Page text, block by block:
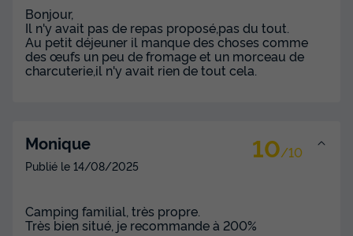
Neuf
Adultes
6
Chambres
3
Salle de bain
1
Terrasse semi-couverte Animaux autorisés *
Congélateur
MOBILHOME 6 personnes - 3 chambres (48 m²)
Meilleur prix pour 7 nuits
Bonjour,
Il n'y avait pas de repas proposé,pas du tout.
Au petit déjeuner il manque des choses comme
des œufs un peu de fromage et un morceau de
charcuterie,il n'y avait rien de tout cela.
Monique 10/10
Publié le 14/08/2025
Camping familial, très propre.
Très bien situé, je recommande à 200%